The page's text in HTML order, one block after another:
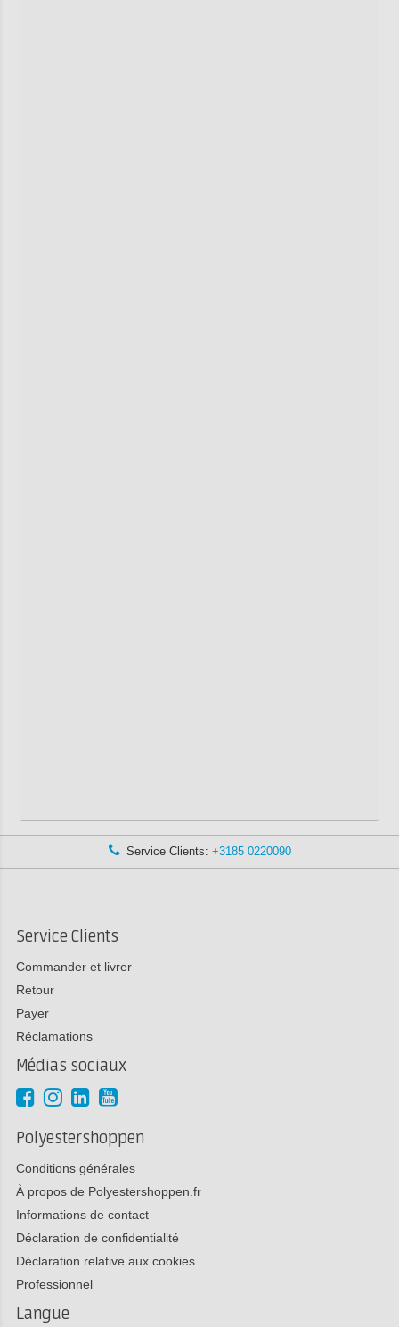
Service Clients: +3185 0220090
Service Clients
Commander et livrer
Retour
Payer
Réclamations
Médias sociaux
Polyestershoppen
Conditions générales
À propos de Polyestershoppen.fr
Informations de contact
Déclaration de confidentialité
Déclaration relative aux cookies
Professionnel
Langue